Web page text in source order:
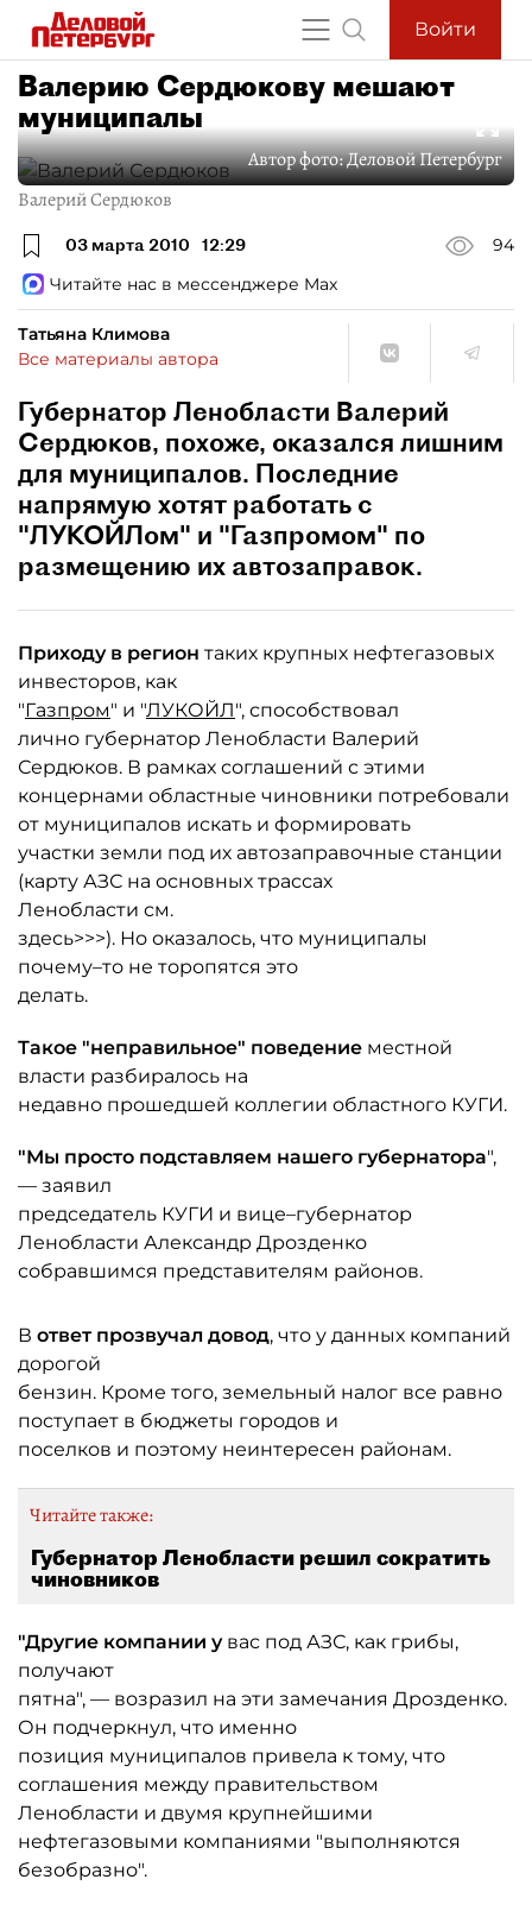
Войти
Валерию Сердюкову мешают
муниципалы
Автор фото:Деловой Петербург
Валерий Сердюков
03 марта 2010 12:29
94
Читайте нас в мессенджере Max
Татьяна Климова
Все материалы автора
Губернатор Ленобласти Валерий
Сердюков, похоже, оказался лишним
для муниципалов. Последние
напрямую хотят работать с
"ЛУКОЙЛом" и "Газпромом" по
размещению их автозаправок.
Приходу в регион таких крупных нефтегазовых
инвесторов, как
"Газпром" и "ЛУКОЙЛ", способствовал
лично губернатор Ленобласти Валерий
Сердюков. В рамках соглашений с этими
концернами областные чиновники потребовали
от муниципалов искать и формировать
участки земли под их автозаправочные станции
(карту АЗС на основных трассах
Ленобласти см.
здесь>>>). Но оказалось, что муниципалы
почему–то не торопятся это
делать.
Такое "неправильное" поведение местной
власти разбиралось на
недавно прошедшей коллегии областного КУГИ.
"Мы просто подставляем нашего губернатора",
— заявил
председатель КУГИ и вице–губернатор
Ленобласти Александр Дрозденко
собравшимся представителям районов.
В ответ прозвучал довод, что у данных компаний
дорогой
бензин. Кроме того, земельный налог все равно
поступает в бюджеты городов и
поселков и поэтому неинтересен районам.
Читайте также:
Губернатор Ленобласти решил сократить
чиновников
"Другие компании у вас под АЗС, как грибы,
получают
пятна", — возразил на эти замечания Дрозденко.
Он подчеркнул, что именно
позиция муниципалов привела к тому, что
соглашения между правительством
Ленобласти и двумя крупнейшими
нефтегазовыми компаниями "выполняются
безобразно".